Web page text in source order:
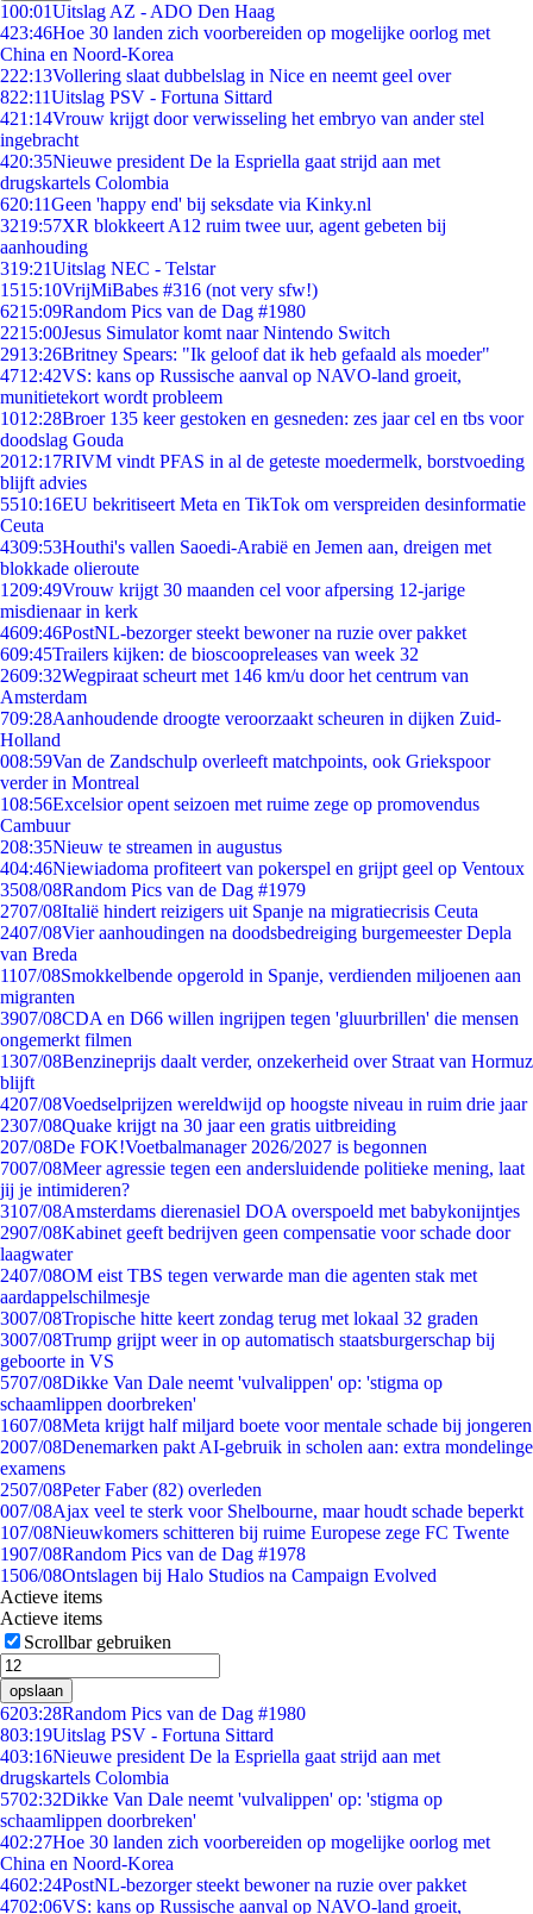
100:01Uitslag AZ - ADO Den Haag
423:46Hoe 30 landen zich voorbereiden op mogelijke oorlog met
China en Noord-Korea
222:13Vollering slaat dubbelslag in Nice en neemt geel over
822:11Uitslag PSV - Fortuna Sittard
421:14Vrouw krijgt door verwisseling het embryo van ander stel
ingebracht
420:35Nieuwe president De la Espriella gaat strijd aan met
drugskartels Colombia
620:11Geen 'happy end' bij seksdate via Kinky.nl
3219:57XR blokkeert A12 ruim twee uur, agent gebeten bij
aanhouding
319:21Uitslag NEC - Telstar
1515:10VrijMiBabes #316 (not very sfw!)
6215:09Random Pics van de Dag #1980
2215:00Jesus Simulator komt naar Nintendo Switch
2913:26Britney Spears: "Ik geloof dat ik heb gefaald als moeder"
4712:42VS: kans op Russische aanval op NAVO-land groeit,
munitietekort wordt probleem
1012:28Broer 135 keer gestoken en gesneden: zes jaar cel en tbs voor
doodslag Gouda
2012:17RIVM vindt PFAS in al de geteste moedermelk, borstvoeding
blijft advies
5510:16EU bekritiseert Meta en TikTok om verspreiden desinformatie
Ceuta
4309:53Houthi's vallen Saoedi-Arabië en Jemen aan, dreigen met
blokkade olieroute
1209:49Vrouw krijgt 30 maanden cel voor afpersing 12-jarige
misdienaar in kerk
4609:46PostNL-bezorger steekt bewoner na ruzie over pakket
609:45Trailers kijken: de bioscoopreleases van week 32
2609:32Wegpiraat scheurt met 146 km/u door het centrum van
Amsterdam
709:28Aanhoudende droogte veroorzaakt scheuren in dijken Zuid-
Holland
008:59Van de Zandschulp overleeft matchpoints, ook Griekspoor
verder in Montreal
108:56Excelsior opent seizoen met ruime zege op promovendus
Cambuur
208:35Nieuw te streamen in augustus
404:46Niewiadoma profiteert van pokerspel en grijpt geel op Ventoux
3508/08Random Pics van de Dag #1979
2707/08Italië hindert reizigers uit Spanje na migratiecrisis Ceuta
2407/08Vier aanhoudingen na doodsbedreiging burgemeester Depla
van Breda
1107/08Smokkelbende opgerold in Spanje, verdienden miljoenen aan
migranten
3907/08CDA en D66 willen ingrijpen tegen 'gluurbrillen' die mensen
ongemerkt filmen
1307/08Benzineprijs daalt verder, onzekerheid over Straat van Hormuz
blijft
4207/08Voedselprijzen wereldwijd op hoogste niveau in ruim drie jaar
2307/08Quake krijgt na 30 jaar een gratis uitbreiding
207/08De FOK!Voetbalmanager 2026/2027 is begonnen
7007/08Meer agressie tegen een andersluidende politieke mening, laat
jij je intimideren?
3107/08Amsterdams dierenasiel DOA overspoeld met babykonijntjes
2907/08Kabinet geeft bedrijven geen compensatie voor schade door
laagwater
2407/08OM eist TBS tegen verwarde man die agenten stak met
aardappelschilmesje
3007/08Tropische hitte keert zondag terug met lokaal 32 graden
3007/08Trump grijpt weer in op automatisch staatsburgerschap bij
geboorte in VS
5707/08Dikke Van Dale neemt 'vulvalippen' op: 'stigma op
schaamlippen doorbreken'
1607/08Meta krijgt half miljard boete voor mentale schade bij jongeren
2007/08Denemarken pakt AI-gebruik in scholen aan: extra mondelinge
examens
2507/08Peter Faber (82) overleden
007/08Ajax veel te sterk voor Shelbourne, maar houdt schade beperkt
107/08Nieuwkomers schitteren bij ruime Europese zege FC Twente
1907/08Random Pics van de Dag #1978
1506/08Ontslagen bij Halo Studios na Campaign Evolved
Actieve items
Actieve items
Scrollbar gebruiken
opslaan
6203:28Random Pics van de Dag #1980
803:19Uitslag PSV - Fortuna Sittard
403:16Nieuwe president De la Espriella gaat strijd aan met
drugskartels Colombia
5702:32Dikke Van Dale neemt 'vulvalippen' op: 'stigma op
schaamlippen doorbreken'
402:27Hoe 30 landen zich voorbereiden op mogelijke oorlog met
China en Noord-Korea
4602:24PostNL-bezorger steekt bewoner na ruzie over pakket
4702:06VS: kans op Russische aanval op NAVO-land groeit,